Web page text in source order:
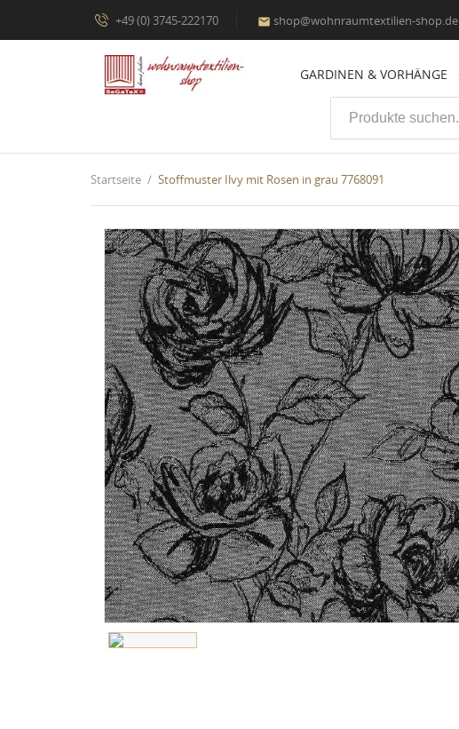
+49 (0) 3745-222170  shop@wohnraumtextilien-shop.de
GARDINEN & VORHÄNGE
Startseite Stoffmuster Ilvy mit Rosen in grau 7768091